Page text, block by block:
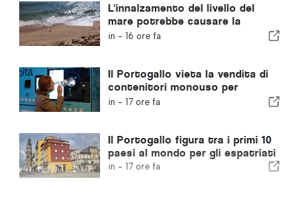
L'innalzamento del livello del
mare potrebbe causare la
scomparsa del 40% delle spiagge
in - 16 ore fa
Il Portogallo vieta la vendita di
contenitori monouso per
bevande privi del marchio Volta
in - 17 ore fa
Il Portogallo figura tra i primi 10
paesi al mondo per gli espatriati
in - 17 ore fa